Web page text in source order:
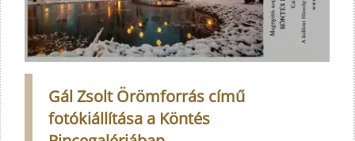
Gál Zsolt Örömforrás című
fotókiállítása a Köntés